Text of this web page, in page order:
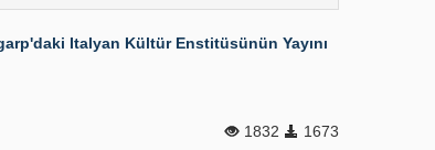
Italyan Kültür Enstitüsünün Yayını
1832 1673